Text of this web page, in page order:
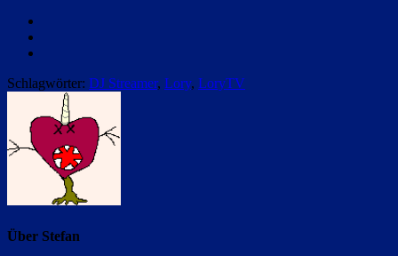
Schlagwörter: DJ Streamer, Lory, LoryTV
Über Stefan